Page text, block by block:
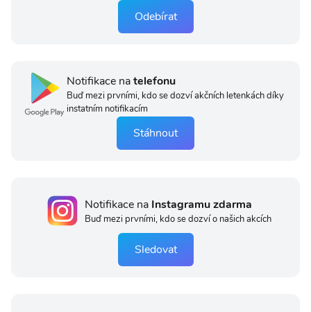
Odebírat
Notifikace natelefonu
Buď mezi prvními, kdo se dozví akčních letenkách díky
instatním notifikacím
Stáhnout
Notifikace na Instagramu zdarma
Buď mezi prvními, kdo se dozví o našich akcích
Sledovat